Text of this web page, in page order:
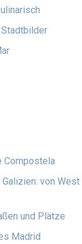
Compostela
von West
und Plätze
Madrid